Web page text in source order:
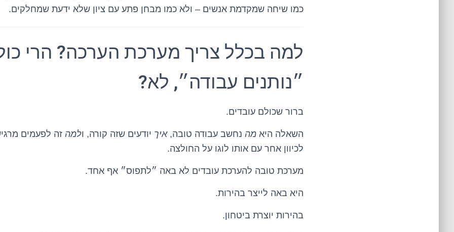
כמו שיחה שמקדמת אנשים – ולא כמו מבחן פתע עם ציון שלא ידעת שמחלקים.
למה בכלל צריך מערכת הערכה? הרי
״נותנים עבודה״, לא?
ברור שכולם עובדים.
השאלה היא מה נחשב עבודה טובה,איך יודעים שזה קורה, ולמה זה לפעמים
לכיוון אחר עם אותו לוגו על החולצה.
מערכת טובה להערכת עובדים לא באה ״לתפוס״ אף אחד.
היא באה לייצר בהירות.
בהירות יוצרת ביטחון.